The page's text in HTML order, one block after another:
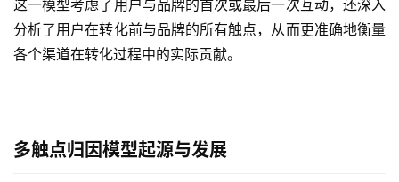
这一模型考虑了用户与品牌的首次或最后一次互动，还深入
分析了用户在转化前与品牌的所有触点，从而更准确地衡量
各个渠道在转化过程中的实际贡献。
多触点归因模型起源与发展